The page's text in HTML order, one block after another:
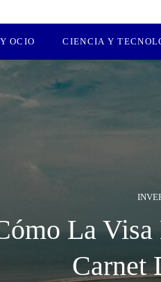
OCIO CIENCIA Y
La
Carnet